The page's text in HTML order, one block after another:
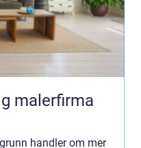
malerfirma
handler om mer